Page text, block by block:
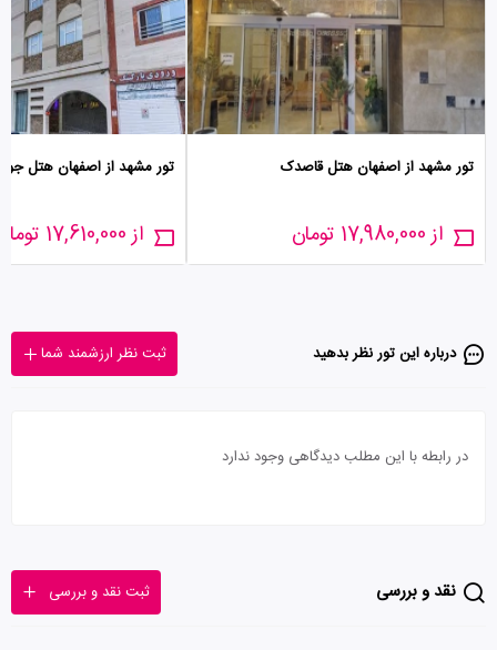
تور مشهد از اصفهان هتل قاصدک
از 17,980,000 تومان
تور مشهد از اصفهان هتل
از 17,610,000 تومان
درباره این تور‌ نظر بدهید ثبت نظر ارزشمند شما
در رابطه با این مطلب دیدگاهی وجود ندارد
نقد و بررسی ثبت نقد و بررسی